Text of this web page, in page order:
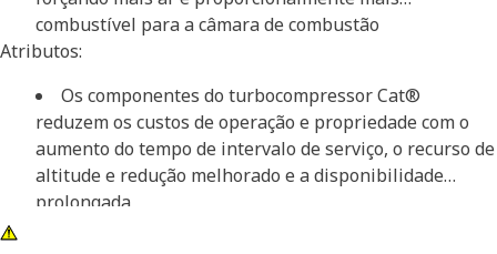
combustível para a câmara de combustão
Atributos:
Os componentes do turbocompressor Cat®
reduzem os custos de operação e propriedade com o
aumento do tempo de intervalo de serviço, o recurso de
altitude e redução melhorado e a disponibilidade
prolongada